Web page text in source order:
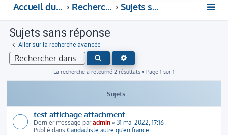
h
e
r
h
e
Accueil du forum Rechercher Sujets sans réponse
Sujets sans réponse
Aller sur la recherche avancée
RECHERCHER
La recherche a retourné 2 résultats • Page 1 sur 1
Sujets
test affichage attachment
Dernier message paradmin «31 mai 2022, 17:16
Publié dansCandauliste autre qu'en france